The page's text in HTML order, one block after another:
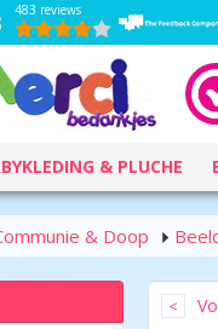
483 reviews
& PLUCHE
& Doop